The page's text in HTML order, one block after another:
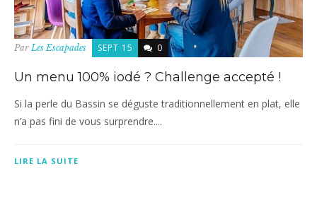
Par Les Escapades SEPT 15 0
Un menu 100% iodé ? Challenge accepté !
Si la perle du Bassin se déguste traditionnellement en plat, elle
n’a pas fini de vous surprendre....
LIRE LA SUITE